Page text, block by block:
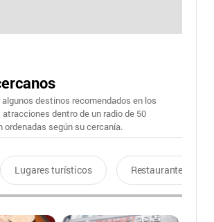
algunos destinos recomendados en los
dentro de un radio de 50
según su cercanía.
Lugares turísticos Restaurantes